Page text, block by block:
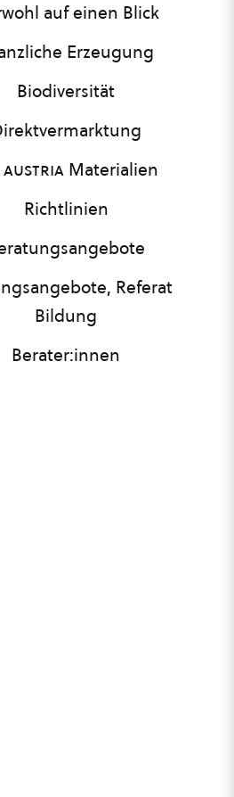
auf einen Blick
Erzeugung
Biodiversität
austriaMaterialien
Richtlinien
Referat
Bildung
Berater:innen